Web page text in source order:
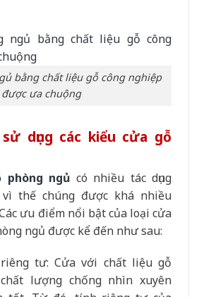
bằng chất liệu gỗ công nghiệp
được ưa chuộng
dụng các kiểu cửa gỗ
phòng ngủ có nhiều tác dụng
thế chúng được khá nhiều
ưu điểm nổi bật của loại cửa
ngủ được kể đến như sau:
tư: Cửa với chất liệu gỗ
lượng chống nhìn xuyên